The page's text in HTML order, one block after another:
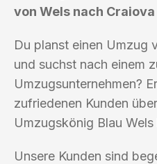
von Wels nach
Du planst einen Umzug
und suchst nach einem
Umzugsunternehmen?
zufriedenen Kunden
Umzugskönig Blau Wels
Unsere Kunden sind